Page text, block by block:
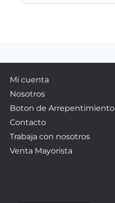
Mi cuenta
Nosotros
Boton de Arrepentimiento
Contacto
Trabaja con nosotros
Venta Mayorista